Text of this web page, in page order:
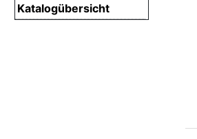
Katalogübersicht